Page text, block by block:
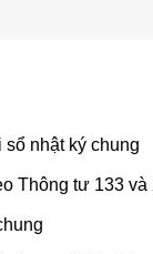
nhật ký chung
Thông tư 133 và